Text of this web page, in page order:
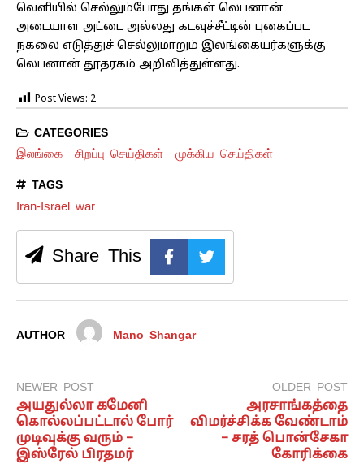
வெளியில் செல்லும்போது தங்கள் லெபனான்
அடையாள அட்டை அல்லது கடவுச்சீட்டின் புகைப்பட
நகலை எடுத்துச் செல்லுமாறும் இலங்கையர்களுக்கு
லெபனான் தூதரகம் அறிவித்துள்ளது.
Post Views: 2
CATEGORIES
இலங்கை சிறப்பு செய்திகள் முக்கிய செய்திகள்
TAGS
Iran-Israel war
Share This
AUTHOR Mano Shangar
NEWER POST
அயதுல்லா கமேனி
கொல்லப்பட்டால் போர்
முடிவுக்கு வரும் –
இஸ்ரேல் பிரதமர்
OLDER POST
அரசாங்கத்தை
விமர்ச்சிக்க வேண்டாம்
– சரத் பொன்சேகா
கோரிக்கை